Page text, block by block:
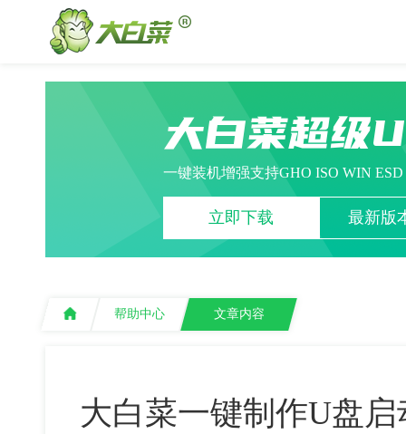
大白菜超级
一键装机增强支持GHO ISO WIN
立即下载 最新版
帮助中心 文章内容
大白菜一键制作U盘